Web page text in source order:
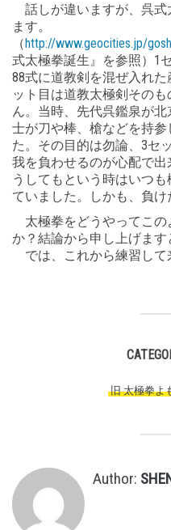
話しが違いますが、呉式
ます。
（http://www.geocities.jp/
式太極拳誕生』を参照）1
88式に道教剣を混ぜ入れ
ット目は道教太極剣その
ん。当時、先代呉鑑泉が
士が刀や棒、槍などを持
た。その目的は勿論、3セ
我を負わせるのが心配で
うしてもという時はいつ
ていました。しかも、負け
太極拳をどうやってこの
か？結論から申し上げます
では、これから練習して
旧 太極拳よ
Author: